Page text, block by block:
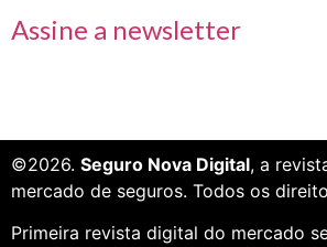
Assine a newsletter
©2026. Seguro Nova Digital, a
mercado de seguros. Todos os
Primeira revista digital do mercado